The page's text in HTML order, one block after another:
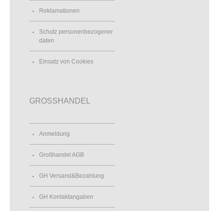
Reklamationen
Schutz personenbezogener
daten
Einsatz von Cookies
GROSSHANDEL
Anmeldung
Großhandel AGB
GH Versand&Bezahlung
GH Kontaktangaben